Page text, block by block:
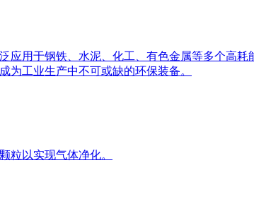
用于钢铁、水泥、化工、有色金属等多个高
为工业生产中不可或缺的环保装备。
粒以实现气体净化。